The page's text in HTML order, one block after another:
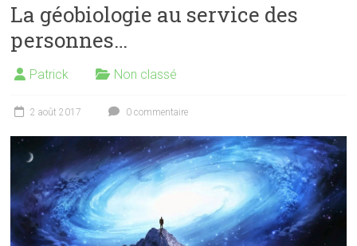
La géobiologie au service des
personnes…
Patrick Non classé
2 août 2017 0 commentaire